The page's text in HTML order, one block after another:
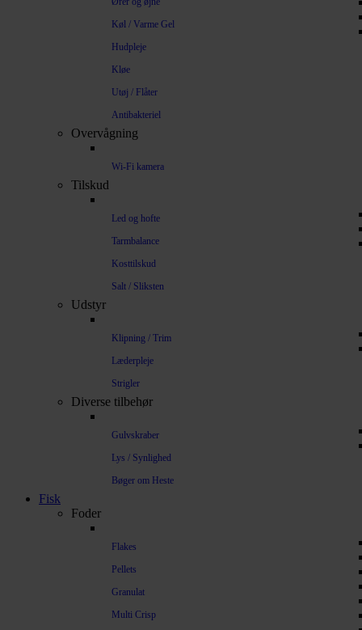
Køl / Varme Gel
Hudpleje
Kløe
Utøj / Flåter
Antibakteriel
Overvågning
Wi-Fi kamera
Tilskud
Led og hofte
Tarmbalance
Kosttilskud
Salt / Sliksten
Udstyr
Klipning / Trim
Læderpleje
Strigler
Diverse tilbehør
Gulvskraber
Lys / Synlighed
Bøger om Heste
Fisk
Foder
Flakes
Pellets
Granulat
Multi Crisp